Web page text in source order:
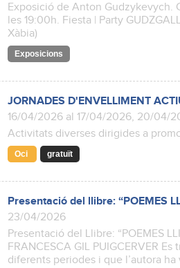
Exposició de Anton Gudzykevych.
les 19:00h. Fiesta | Party
Xàbia)
Exposicions
JORNADES D'ENVELLIMENT
16/04/2026 al 17/04/2026, 20/04/
Activitats diverses dirigides a
Oci gratuït
Presentació del llibre: “POEMES
23/04/2026
Presentació del Llibre: “POEMES
FRANCESCA GIL PUIGCERVER
diferents periodes i que l’autora